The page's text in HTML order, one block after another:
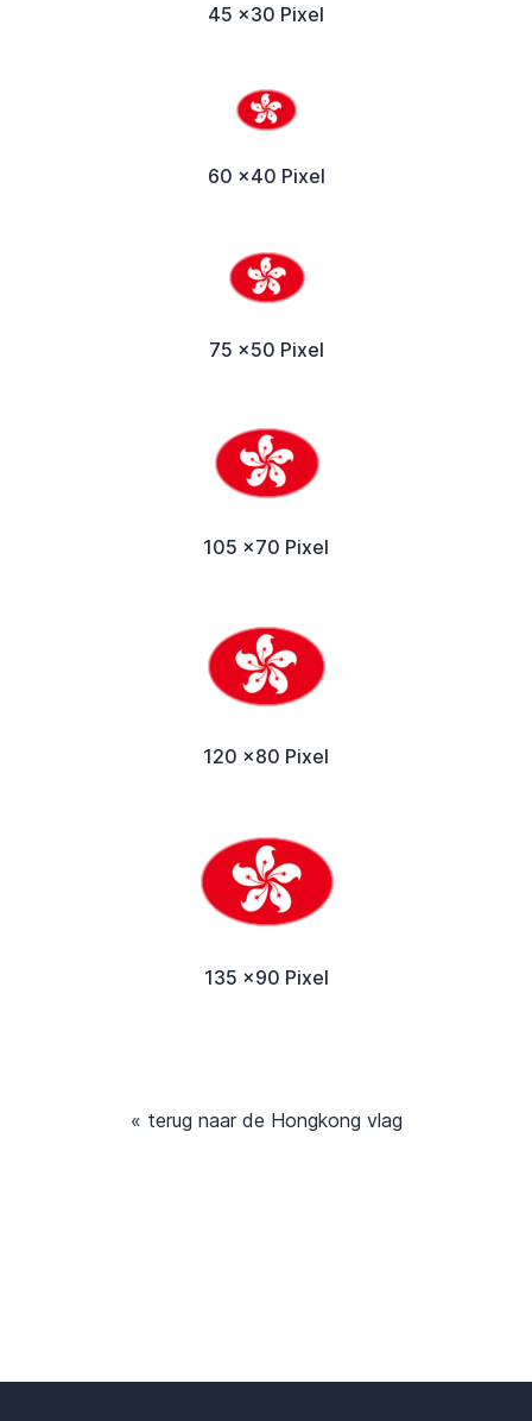
45 x30 Pixel
60 x40 Pixel
75 x50 Pixel
105 x70 Pixel
120 x80 Pixel
135 x90 Pixel
« terug naar de Hongkong vlag